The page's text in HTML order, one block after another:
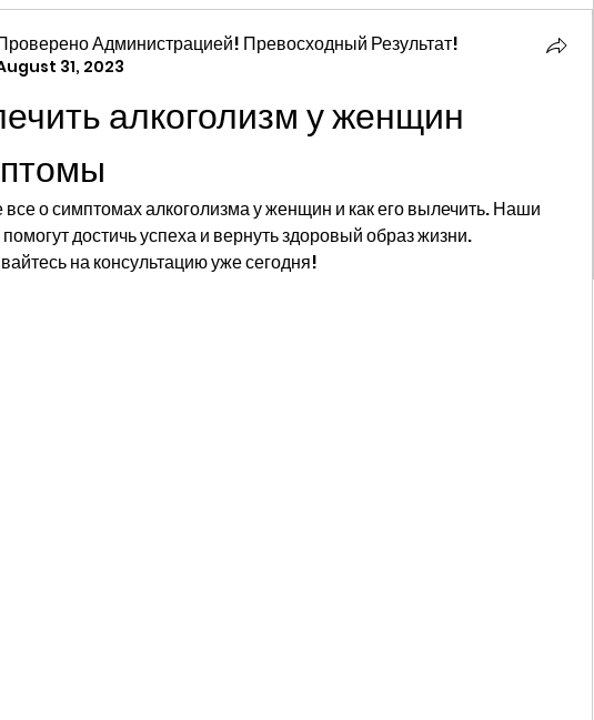
Администрацией! Превосходный Результат!
31, 2023
алкоголизм у женщин
все о симптомах алкоголизма у женщин и как его вылечить. Наши
достичь успеха и вернуть здоровый образ жизни.
на консультацию уже сегодня!